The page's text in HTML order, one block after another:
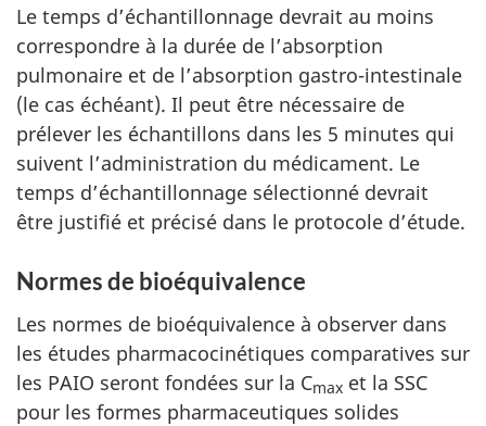
Le temps d’échantillonnage devrait au moins
correspondre à la durée de l’absorption
pulmonaire et de l’absorption gastro-intestinale
(le cas échéant). Il peut être nécessaire de
prélever les échantillons dans les 5 minutes qui
suivent l’administration du médicament. Le
temps d’échantillonnage sélectionné devrait
être justifié et précisé dans le protocole d’étude.
Normes de bioéquivalence
Les normes de bioéquivalence à observer dans
les études pharmacocinétiques comparatives sur
les PAIO seront fondées sur la Cmax et la SSC
pour les formes pharmaceutiques solides